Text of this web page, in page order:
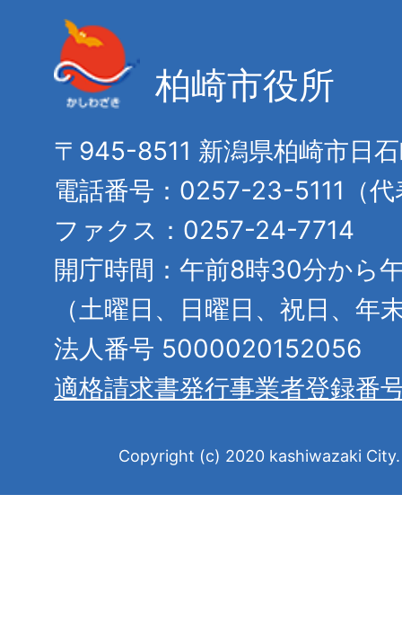
柏崎市役所
〒945-8511 新潟県柏崎市日
電話番号：0257-23-5111（代
ファクス：0257-24-7714
開庁時間：午前8時30分から
（土曜日、日曜日、祝日、年
法人番号 5000020152056
適格請求書発行事業者登録番
Copyright (c) 2020 kashiwazaki